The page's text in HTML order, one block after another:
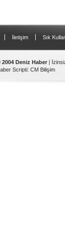
İletişim Sık
2004 Deniz Haber |
Scripti: CM Bilişim